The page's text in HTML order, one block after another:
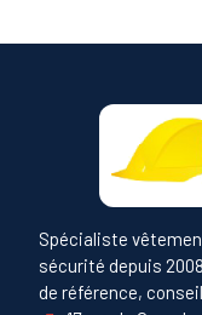
Spécialiste
sécurité depuis
de référence,